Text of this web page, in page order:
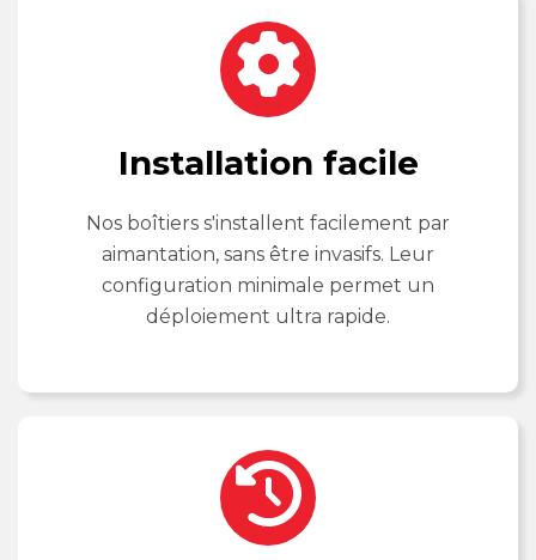
Installation facile
Nos boîtiers s'installent facilement par
aimantation, sans être invasifs. Leur
configuration minimale permet un
déploiement ultra rapide.